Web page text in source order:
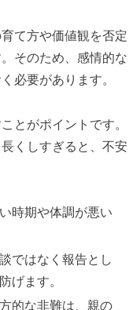
て方や価値観を否定
そのため、感情的な
必要があります。
とがポイントです。
くしすぎると、不安
い時期や体調が悪い
談ではなく報告とし
げます。
方的な非難は、親の